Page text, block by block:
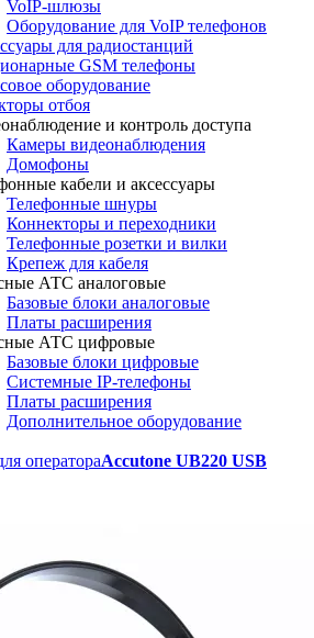
VoIP-шлюзы
Оборудование для VoIP телефонов
для радиостанций
GSM телефоны
оборудование
отбоя
и контроль доступа
Камеры видеонаблюдения
Домофоны
кабели и аксессуары
Телефонные шнуры
Коннекторы и переходники
Телефонные розетки и вилки
Крепеж для кабеля
АТС аналоговые
Базовые блоки аналоговые
Платы расширения
АТС цифровые
Базовые блоки цифровые
Системные IP-телефоны
Платы расширения
Дополнительное оборудование
оператораAccutone UB220 USB